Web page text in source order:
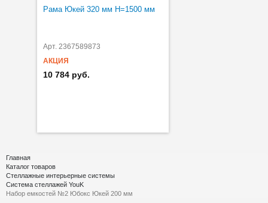
Рама Юкей 320 мм H=1500 мм
Арт. 2367589873
АКЦИЯ
10 784 руб.
Главная
Каталог товаров
Стеллажные интерьерные системы
Система стеллажей YouK
Набор емкостей №2 Юбокс Юкей 200 мм